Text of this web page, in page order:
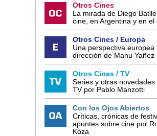
Otros Cines
La mirada de Diego
cine, en Argentina y en el
Otros Cines / Europa
Una perspectiva europea
dirección de Manu Yañez
Otros Cines / TV
Series y otras novedades
TV por Pablo Manzotti
Con los Ojos Abiertos
Críticas, crónicas de
apuntes sobre cine por
Koza